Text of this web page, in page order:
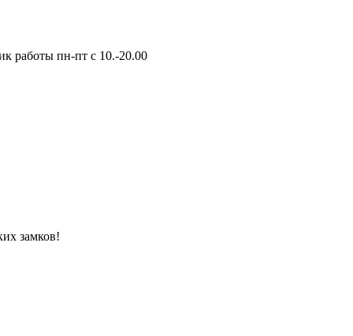
работы пн-пт с 10.-20.00
замков!